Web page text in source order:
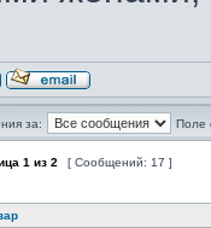
за: Поле
1 из 2 [ Сообщений: 17 ]